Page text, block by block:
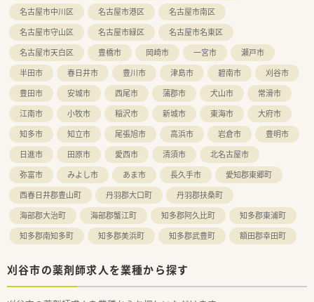
名古屋市中川区
名古屋市港区
名古屋市南区
名古屋市守山区
名古屋市緑区
名古屋市名東区
名古屋市天白区
豊橋市 岡崎市 一宮市
瀬戸市
半田市
春日井市 豊川市 津島市 碧南市
刈谷市
豊田市
安城市 西尾市 蒲郡市 犬山市
常滑市
江南市
小牧市 稲沢市 新城市 東海市
大府市
知多市
知立市 尾張旭市 高浜市 岩倉市
豊明市
日進市
田原市 愛西市 清須市
北名古屋市
弥富市
みよし市 あま市 長久手市
愛知郡東郷町
西春日井郡豊山町
丹羽郡大口町
丹羽郡扶桑町
海部郡大治町
海部郡蟹江町 知多郡阿久比町
知多郡東浦町
知多郡南知多町
知多郡美浜町 知多郡武豊町 額田郡幸田町
刈谷市の薬剤師求人を業種から探す